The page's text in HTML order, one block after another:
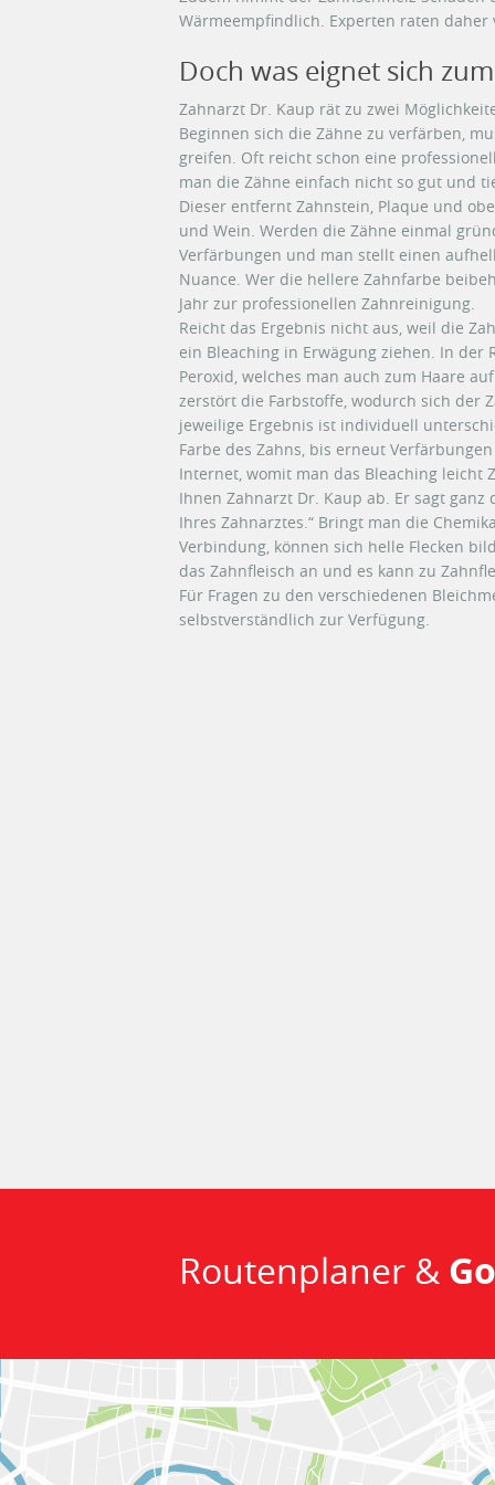
Wärmeempfindlich. Experten raten daher
Doch was eignet sich
Zahnarzt Dr. Kaup rät zu zwei
Beginnen sich die Zähne zu verfärben,
greifen. Oft reicht schon eine
man die Zähne einfach nicht so gut und
Dieser entfernt Zahnstein, Plaque und
und Wein. Werden die Zähne einmal
Verfärbungen und man stellt einen
Nuance. Wer die hellere Zahnfarbe
Jahr zur professionellen Zahnreinigung.
Reicht das Ergebnis nicht aus, weil die
ein Bleaching in Erwägung ziehen. In
Peroxid, welches man auch zum Haare
zerstört die Farbstoffe, wodurch sich der
jeweilige Ergebnis ist individuell
Farbe des Zahns, bis erneut
Internet, womit man das Bleaching leicht
Ihnen Zahnarzt Dr. Kaup ab. Er sagt
Ihres Zahnarztes.“ Bringt man die
Verbindung, können sich helle Flecken
das Zahnfleisch an und es kann zu
Für Fragen zu den verschiedenen
selbstverständlich zur Verfügung.
Routenplaner &